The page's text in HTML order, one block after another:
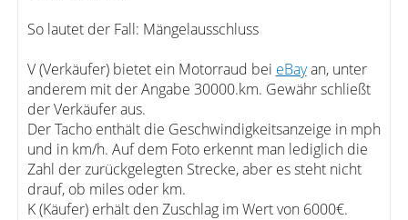
So lautet der Fall: Mängelausschluss
V (Verkäufer) bietet ein Motorraud bei eBayan, unter
anderem mit der Angabe 30000.km. Gewähr schließt
der Verkäufer aus.
Der Tacho enthält die Geschwindigkeitsanzeige in mph
und in km/h. Auf dem Foto erkennt man lediglich die
Zahl der zurückgelegten Strecke, aber es steht nicht
drauf, ob miles oder km.
K (Käufer) erhält den Zuschlag im Wert von 6000€.